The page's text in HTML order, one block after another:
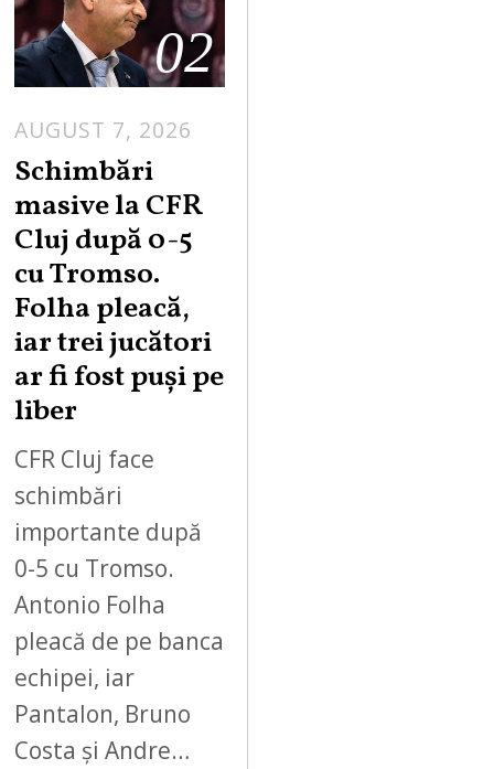
02
AUGUST 7, 2026
Schimbări
masive la CFR
Cluj după 0-5
cu Tromso.
Folha pleacă,
iar trei jucători
ar fi fost puși pe
liber
CFR Cluj face
schimbări
importante după
0-5 cu Tromso.
Antonio Folha
pleacă de pe banca
echipei, iar
Pantalon, Bruno
Costa și Andre…